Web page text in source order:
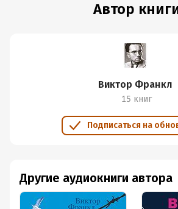
Автор
Виктор Франкл
15 книг
Подписаться на
Другие аудиокниги автора